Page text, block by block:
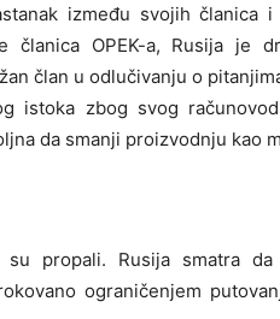
između svojih članica
članica OPEK-a, Rusija je
član u odlučivanju o
istoka zbog svog
da smanji proizvodnju kao
propali. Rusija smatra
ograničenjem